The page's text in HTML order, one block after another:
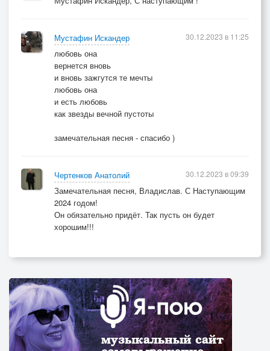
Мустафин Искандер
любовь она
вернется вновь
и вновь зажгутся те мечты
любовь она
и есть любовь
как звезды вечной пустоты
замечательная песня - спасибо )
30.12.2023 в 11:25
Чертенков Анатолий
Замечательная песня, Владислав. С Наступающим
2024 годом!
Он обязательно придёт. Так пусть он будет
хорошим!!!
30.12.2023 в 09:39